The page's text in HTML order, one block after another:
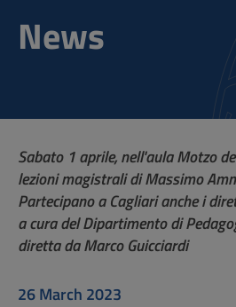
News
Sabato 1 aprile, nell'aula Motzo
lezioni magistrali di Massimo
Partecipano a Cagliari anche i
a cura del Dipartimento di
diretta da Marco Guicciardi
26 March 2023